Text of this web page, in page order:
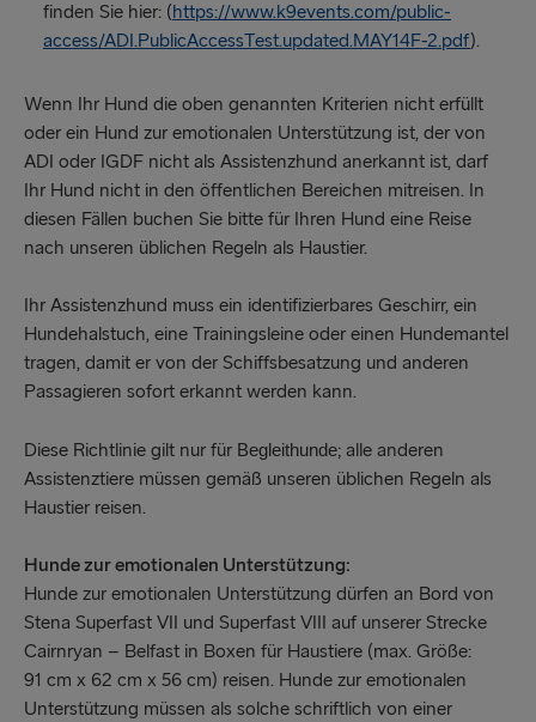
finden Sie hier: (https://www.k9events.com/public-
access/ADI.PublicAccessTest.updated.MAY14F-2.pdf).
Wenn Ihr Hund die oben genannten Kriterien nicht erfüllt
oder ein Hund zur emotionalen Unterstützung ist, der von
ADI oder IGDF nicht als Assistenzhund anerkannt ist, darf
Ihr Hund nicht in den öffentlichen Bereichen mitreisen. In
diesen Fällen buchen Sie bitte für Ihren Hund eine Reise
nach unseren üblichen Regeln als Haustier.
Ihr Assistenzhund muss ein identifizierbares Geschirr, ein
Hundehalstuch, eine Trainingsleine oder einen Hundemantel
tragen, damit er von der Schiffsbesatzung und anderen
Passagieren sofort erkannt werden kann.
Diese Richtlinie gilt nur für Begleithunde; alle anderen
Assistenztiere müssen gemäß unseren üblichen Regeln als
Haustier reisen.
Hunde zur emotionalen Unterstützung:
Hunde zur emotionalen Unterstützung dürfen an Bord von
Stena Superfast VII und Superfast VIII auf unserer Strecke
Cairnryan – Belfast in Boxen für Haustiere (max. Größe:
91 cm x 62 cm x 56 cm) reisen. Hunde zur emotionalen
Unterstützung müssen als solche schriftlich von einer